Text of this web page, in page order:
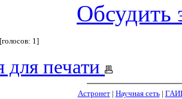
Обсудить
1]
для печати
Астронет| Научная сеть|